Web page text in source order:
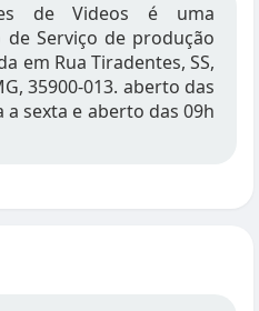
de Videos é uma
Serviço de produção
em Rua Tiradentes, SS,
35900-013. aberto das
a sexta e aberto das 09h